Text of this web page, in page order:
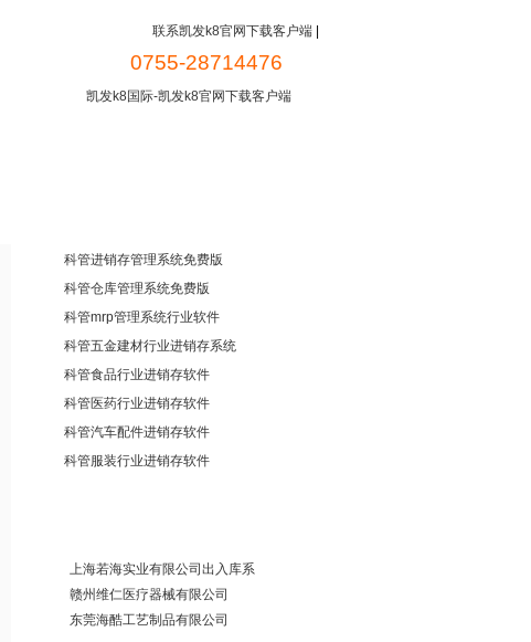
联系凯发k8官网下载客户端
0755-28714476
凯发k8国际-凯发k8官网下载客户端
科管进销存管理系统免费版
科管仓库管理系统免费版
科管mrp管理系统行业软件
科管五金建材行业进销存系统
科管食品行业进销存软件
科管医药行业进销存软件
科管汽车配件进销存软件
科管服装行业进销存软件
上海若海实业有限公司出入库系
统全面实施
赣州维仁医疗器械有限公司
东莞海酷工艺制品有限公司